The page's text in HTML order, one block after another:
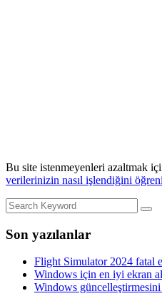
Bu site istenmeyenleri azaltmak
verilerinizin nasıl işlendiğini
Son yazılanlar
Flight Simulator 2024 fatal
Windows için en iyi ekran
Windows